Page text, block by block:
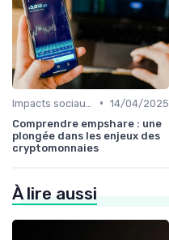
• 14/04/2025
Comprendre empshare : une
plongée dans les enjeux des
cryptomonnaies
À lire aussi